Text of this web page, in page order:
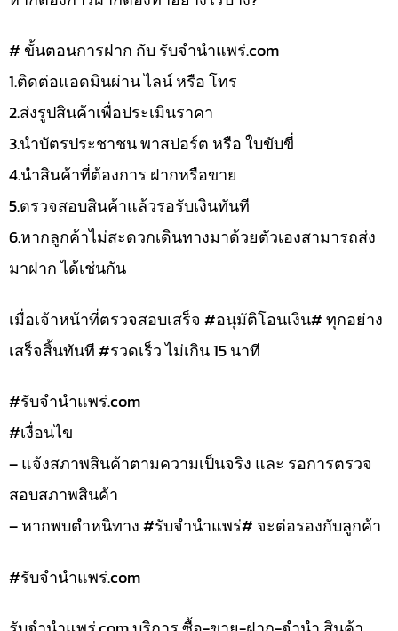
# ขั้นตอนการฝาก กับ รับจำนำแพร่.com
1.ติดต่อแอดมินผ่าน ไลน์ หรือ โทร
2.ส่งรูปสินค้าเพื่อประเมินราคา
3.นำบัตรประชาชน พาสปอร์ต หรือ ใบขับขี่
4.นำสินค้าที่ต้องการ ฝากหรือขาย
5.ตรวจสอบสินค้าแล้วรอรับเงินทันที
6.หากลูกค้าไม่สะดวกเดินทางมาด้วยตัวเองสามารถส่ง
มาฝาก ได้เช่นกัน
เมื่อเจ้าหน้าที่ตรวจสอบเสร็จ #อนุมัติโอนเงิน# ทุกอย่าง
เสร็จสิ้นทันที #รวดเร็ว ไม่เกิน 15 นาที
#รับจํานําแพร่.com
#เงื่อนไข
– แจ้งสภาพสินค้าตามความเป็นจริง และ รอการตรวจ
สอบสภาพสินค้า
– หากพบตำหนิทาง #รับจำนำแพร่# จะต่อรองกับลูกค้า
#รับจํานําแพร่.com